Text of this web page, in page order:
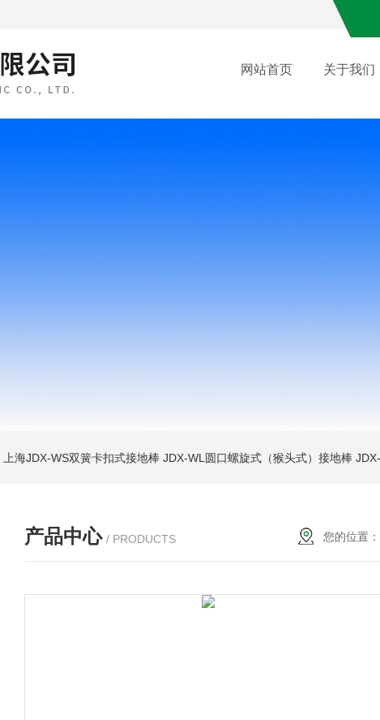
网站首页 关于我们
上海JDX-WS双簧卡扣式接地棒 JDX-WL圆口螺旋式（猴头式）接地棒 JDX-S
产品中心 / PRODUCTS 您的位置：